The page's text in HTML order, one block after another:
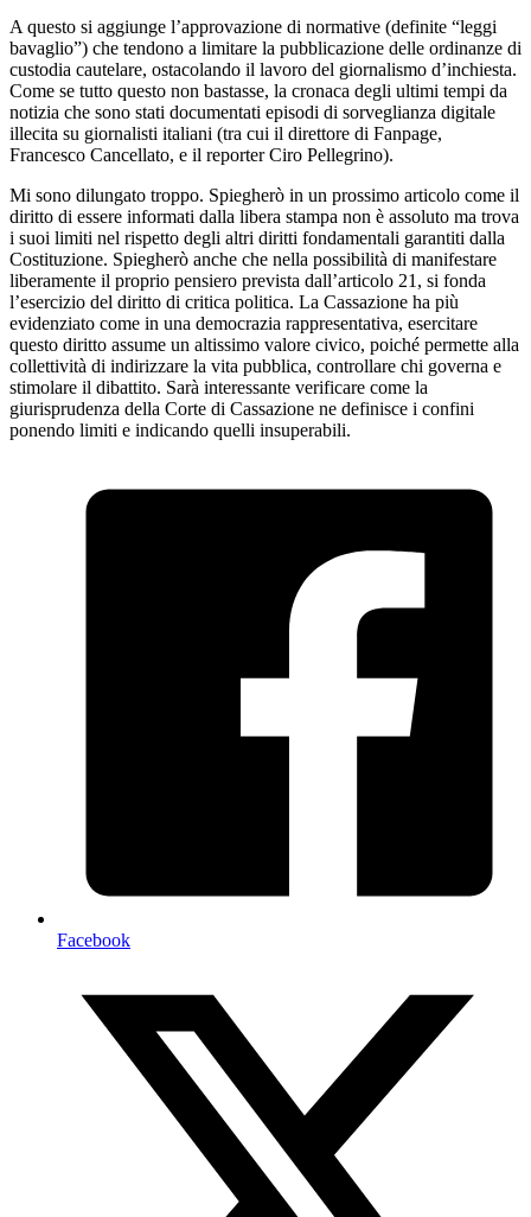
A questo si aggiunge l’approvazione di normative (definite “leggi
bavaglio”) che tendono a limitare la pubblicazione delle ordinanze di
custodia cautelare, ostacolando il lavoro del giornalismo d’inchiesta.
Come se tutto questo non bastasse, la cronaca degli ultimi tempi da
notizia che sono stati documentati episodi di sorveglianza digitale
illecita su giornalisti italiani (tra cui il direttore di Fanpage,
Francesco Cancellato, e il reporter Ciro Pellegrino).
Mi sono dilungato troppo. Spiegherò in un prossimo articolo come il
diritto di essere informati dalla libera stampa non è assoluto ma trova
i suoi limiti nel rispetto degli altri diritti fondamentali garantiti dalla
Costituzione. Spiegherò anche che nella possibilità di manifestare
liberamente il proprio pensiero prevista dall’articolo 21, si fonda
l’esercizio del diritto di critica politica. La Cassazione ha più
evidenziato come in una democrazia rappresentativa, esercitare
questo diritto assume un altissimo valore civico, poiché permette alla
collettività di indirizzare la vita pubblica, controllare chi governa e
stimolare il dibattito. Sarà interessante verificare come la
giurisprudenza della Corte di Cassazione ne definisce i confini
ponendo limiti e indicando quelli insuperabili.
Facebook